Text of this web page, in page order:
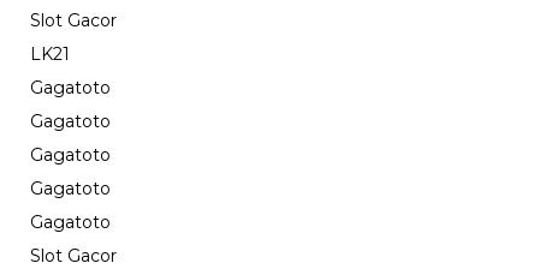
Slot Gacor
LK21
Gagatoto
Gagatoto
Gagatoto
Gagatoto
Gagatoto
Slot Gacor